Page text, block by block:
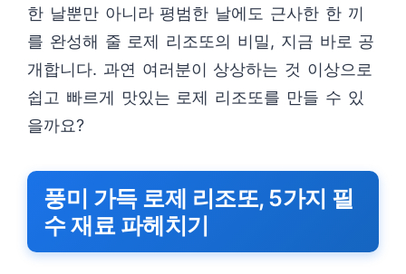
한 날뿐만 아니라 평범한 날에도 근사한 한 끼
를 완성해 줄 로제 리조또의 비밀, 지금 바로 공
개합니다. 과연 여러분이 상상하는 것 이상으로
쉽고 빠르게 맛있는 로제 리조또를 만들 수 있
을까요?
풍미 가득 로제 리조또, 5가지 필
수 재료 파헤치기